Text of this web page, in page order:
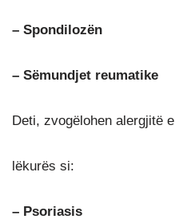
– Spondilozën
– Sëmundjet reumatike
Deti, zvogëlohen alergjitë e
lëkurës si:
– Psoriasis